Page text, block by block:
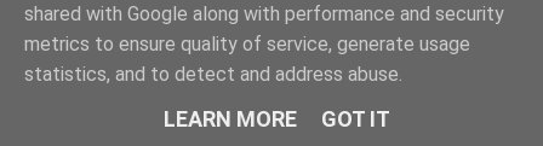
shared with Google along with performance and security
metrics to ensure quality of service, generate usage
statistics, and to detect and address abuse.
LEARN MORE GOT IT